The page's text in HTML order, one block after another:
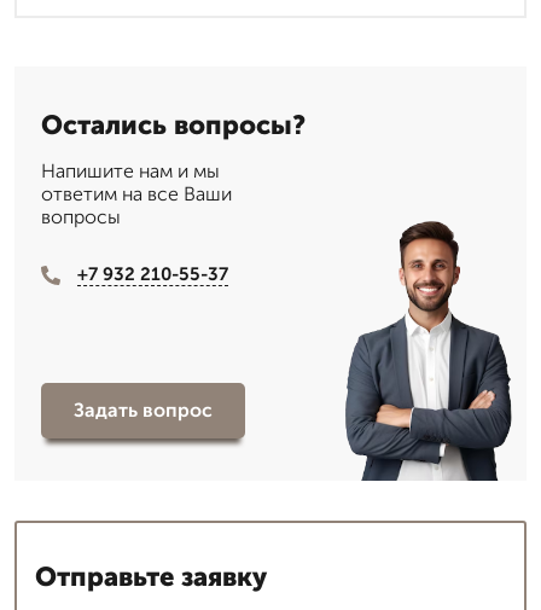
Остались вопросы?
Напишите нам и мы
ответим на все Ваши
вопросы
+7 932 210-55-37
Задать вопрос
Отправьте заявку